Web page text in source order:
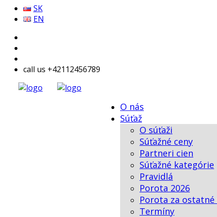
SK
EN
call us +42112456789
O nás
Súťaž
O súťaži
Súťažné ceny
Partneri cien
Súťažné kategórie
Pravidlá
Porota 2026
Porota za
Termíny